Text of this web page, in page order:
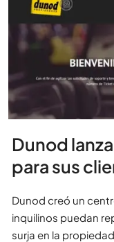
Dunod
para sus
Dunod creó un
inquilinos puedan
surja en la